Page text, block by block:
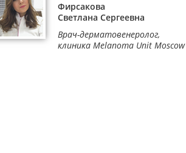
Фирсакова
Светлана Сергеевна
Врач-дерматовенеролог,
клиника Melanoma Unit Moscow